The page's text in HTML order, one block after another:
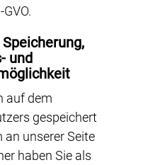
und
auf dem
gespeichert
an unserer Seite
haben Sie als